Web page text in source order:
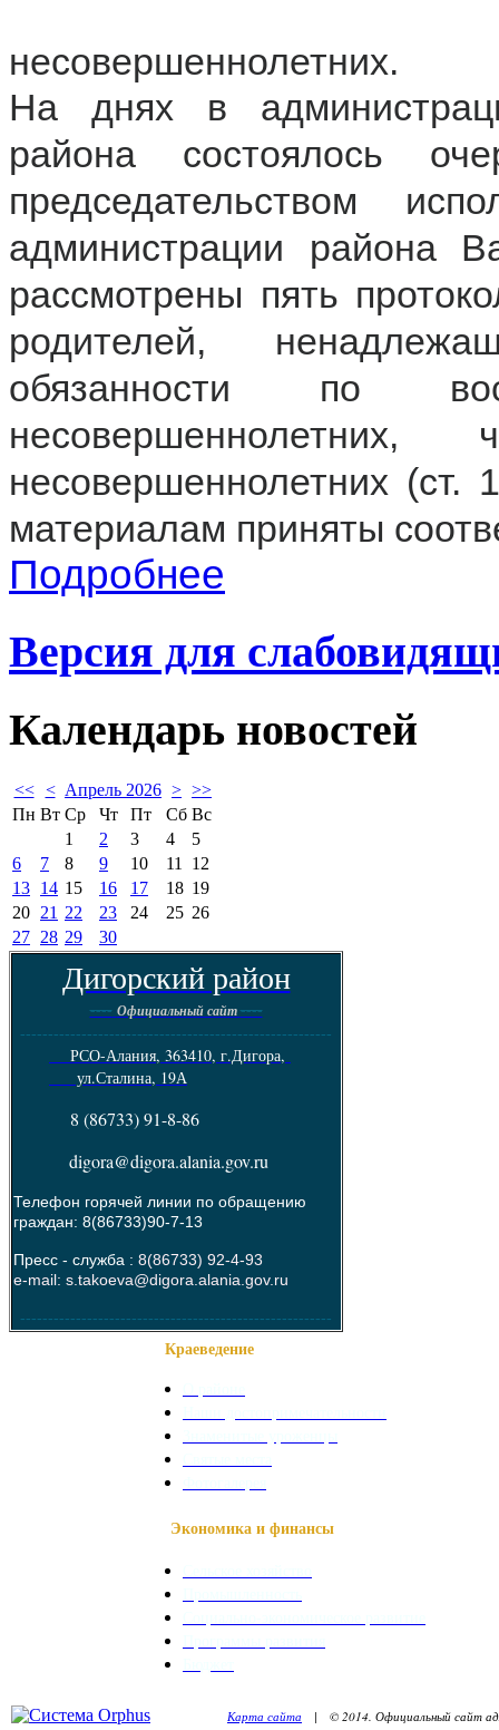
несовершеннолетних.
На днях в
района состоялось
председательством
администрации района
рассмотрены пять
родителей,
обязанности по
несовершеннолетних
материалам приняты
Подробнее
Версия для
Календарь новостей
<< < Апрель 2026 > >>
Пн Вт Ср Чт Пт Сб Вс
1
2 3 4
5
6
7 8 9 10 11
12
13 14 15 16 17 18 19
20 21 22 23 24 25 26
27 28 29 30
Дигорский район
---- Официальный сайт----
--------------------------------------------------------
РСО-Алания, 363410, г.Дигора,
ул.Сталина, 19А
8 (86733) 91-8-86
digora@digora.alania.gov.ru
Телефон горячей линии по обращению
граждан: 8(86733)90-7-13
Пресс - служба : 8(86733) 92-4-93
e-mail: s.takoeva@digora.alania.gov.ru
--------------------------------------------------------
Краеведение
Экономика и финансы
Карта сайта | © 2014. Официальный сайт